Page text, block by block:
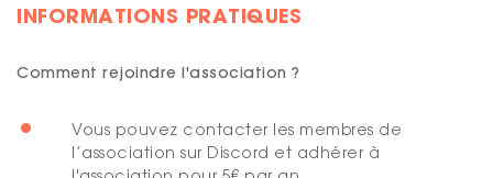
INFORMATIONS PRATIQUES
Comment rejoindre l'association ?
Vous pouvez contacter les membres de
l’association sur Discord et adhérer à